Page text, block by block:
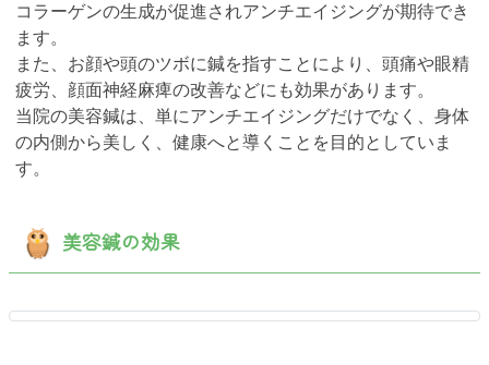
コラーゲンの生成が促進されアンチエイジングが期待でき
ます。
また、お顔や頭のツボに鍼を指すことにより、頭痛や眼精
疲労、顔面神経麻痺の改善などにも効果があります。
当院の美容鍼は、単にアンチエイジングだけでなく、身体
の内側から美しく、健康へと導くことを目的としていま
す。
美容鍼の効果